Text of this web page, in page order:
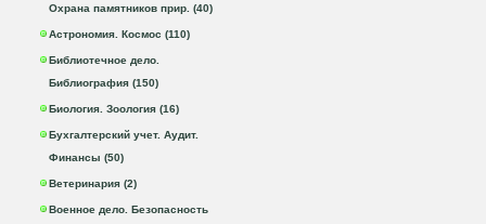
Охрана памятников прир. (40)
Астрономия. Космос (110)
Библиотечное дело.
Библиография (150)
Биология. Зоология (16)
Бухгалтерский учет. Аудит.
Финансы (50)
Ветеринария (2)
Военное дело. Безопасность